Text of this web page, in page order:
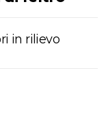
in rilievo